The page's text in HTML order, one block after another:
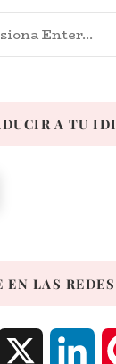
A TU
EN LAS
Twitter